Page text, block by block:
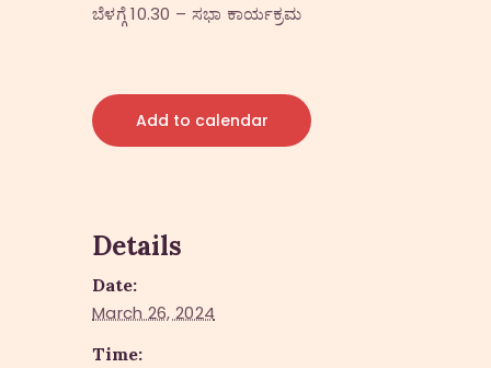
ಬೆಳಗ್ಗೆ 10.30 – ಸಭಾ ಕಾರ್ಯಕ್ರಮ
Add to calendar
Details
Date:
March 26, 2024
Time: